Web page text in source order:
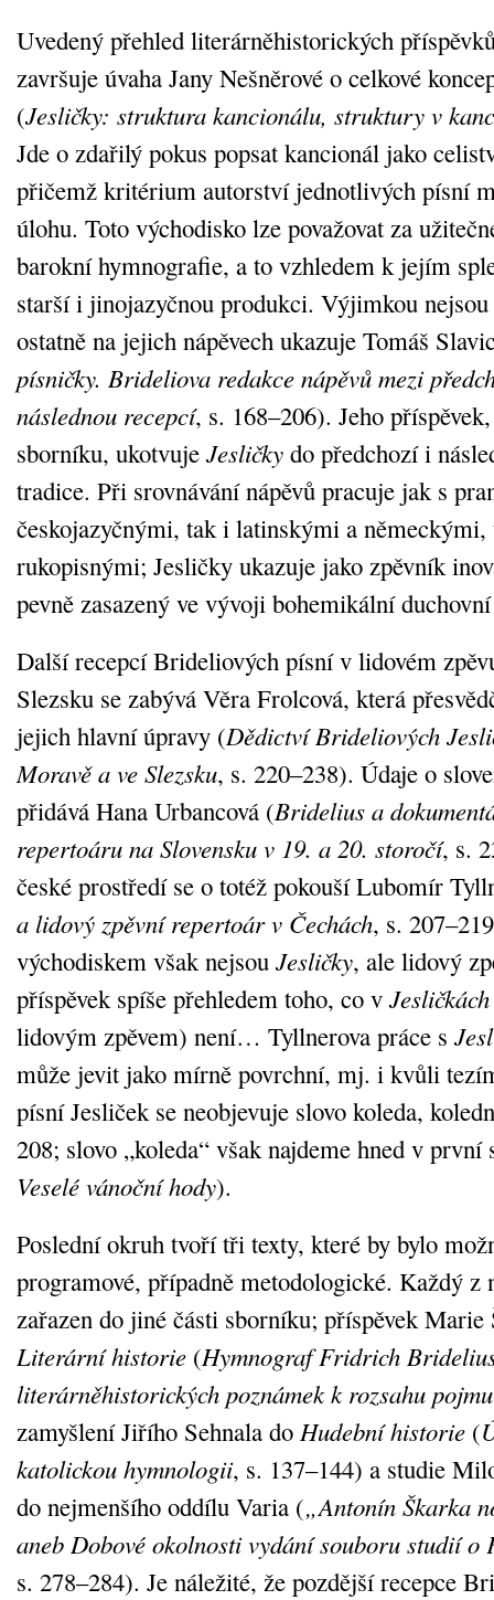
Uvedený přehled literárněhistorických
završuje úvaha Jany Nešněrové o celkové
(Jesličky: struktura kancionálu, struktury v
Jde o zdařilý pokus popsat kancionál jako
přičemž kritérium autorství jednotlivých písní
úlohu. Toto východisko lze považovat za
barokní hymnografie, a to vzhledem k jejím
starší i jinojazyčnou produkci. Výjimkou
ostatně na jejich nápěvech ukazuje Tomáš
písničky. Brideliova redakce nápěvů mezi
následnou recepcí, s. 168–206). Jeho
sborníku, ukotvuje Jesličky do předchozí i
tradice. Při srovnávání nápěvů pracuje jak s
českojazyčnými, tak i latinskými a
rukopisnými; Jesličky ukazuje jako zpěvník
pevně zasazený ve vývoji bohemikální
Další recepcí Brideliových písní v lidovém
Slezsku se zabývá Věra Frolcová, která
jejich hlavní úpravy (Dědictví Brideliových
Moravě a ve Slezsku, s. 220–238). Údaje o
přidává Hana Urbancová (Bridelius a
repertoáru na Slovensku v 19. a 20. storočí, s.
české prostředí se o totéž pokouší Lubomír
a lidový zpěvní repertoár v Čechách, s.
východiskem však nejsou Jesličky, ale lidový
příspěvek spíše přehledem toho, co v Jesličkách
lidovým zpěvem) není… Tyllnerova práce s
může jevit jako mírně povrchní, mj. i kvůli
písní Jesliček se neobjevuje slovo koleda,
208; slovo „koleda“ však najdeme hned v první
Veselé vánoční hody).
Poslední okruh tvoří tři texty, které by bylo
programové, případně metodologické. Každý z
zařazen do jiné části sborníku; příspěvek Marie
Literární historie (Hymnograf Fridrich
literárněhistorických poznámek k rozsahu pojmu
zamyšlení Jiřího Sehnala do Hudební historie (
katolickou hymnologii, s. 137–144) a studie
do nejmenšího oddílu Varia („Antonín Škarka
aneb Dobové okolnosti vydání souboru studií
s. 278–284). Je náležité, že pozdější recepce